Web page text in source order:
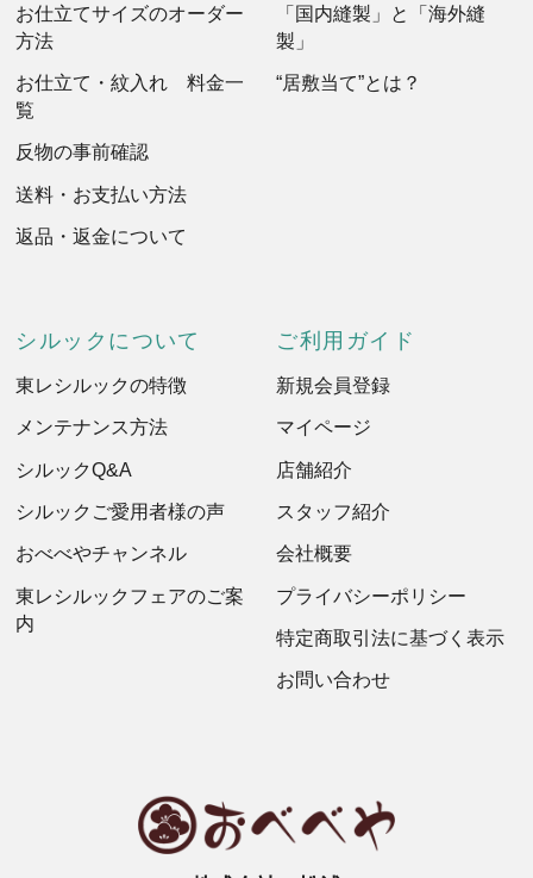
お仕立てサイズのオーダー
方法
お仕立て・紋入れ 料金一
覧
反物の事前確認
送料・お支払い方法
返品・返金について
「国内縫製」と「海外縫
製」
“居敷当て”とは？
シルックについて
東レシルックの特徴
メンテナンス方法
シルックQ&A
シルックご愛用者様の声
おべべやチャンネル
東レシルックフェアのご案
内
ご利用ガイド
新規会員登録
マイページ
店舗紹介
スタッフ紹介
会社概要
プライバシーポリシー
特定商取引法に基づく表示
お問い合わせ